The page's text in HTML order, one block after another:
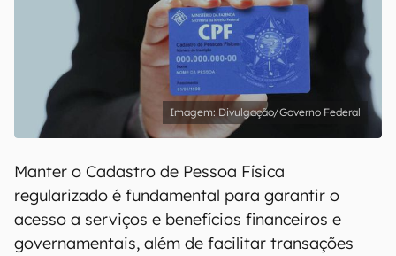
Divulgação/Governo Federal
Manter o Cadastro de Pessoa Física
regularizado é fundamental para garantir o
acesso a serviços e benefícios financeiros e
governamentais, além de facilitar transações